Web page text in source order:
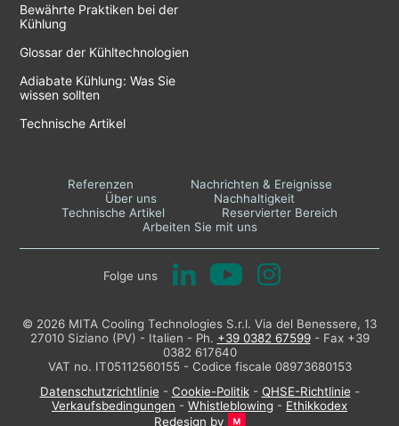
Bewährte Praktiken bei der
Kühlung
Glossar der Kühltechnologien
Adiabate Kühlung: Was Sie
wissen sollten
Technische Artikel
Referenzen
Nachrichten & Ereignisse
Über uns
Nachhaltigkeit
Technische Artikel
Reservierter Bereich
Arbeiten Sie mit uns
Folge uns
© 2026 MITA Cooling Technologies S.r.l. Via del Benessere, 13
27010 Siziano (PV) - Italien - Ph. +39 0382 67599- Fax +39
0382 617640
VAT no. IT05112560155 - Codice fiscale 08973680153
Datenschutzrichtlinie - Cookie-Politik- QHSE-Richtlinie -
Verkaufsbedingungen - Whistleblowing - Ethikkodex
Redesign by